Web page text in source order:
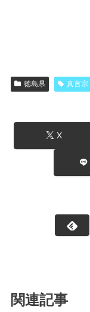
徳島県 真言宗
X
関連記事